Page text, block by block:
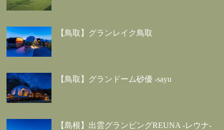
【鳥取】グランレイク鳥取
【鳥取】グランドーム砂優 -sayu
【島根】出雲グランピングREUNA -レウナ-